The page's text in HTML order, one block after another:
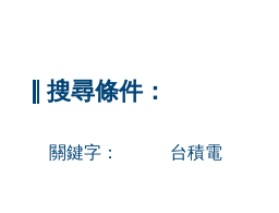
搜尋條件：
關鍵字： 台積電